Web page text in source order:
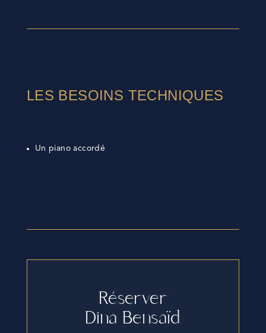
LES BESOINS TECHNIQUES
Un piano accordé
Réserver
Dina Bensaïd